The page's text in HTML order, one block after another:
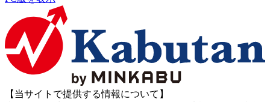
【当サイトで提供する情報について】